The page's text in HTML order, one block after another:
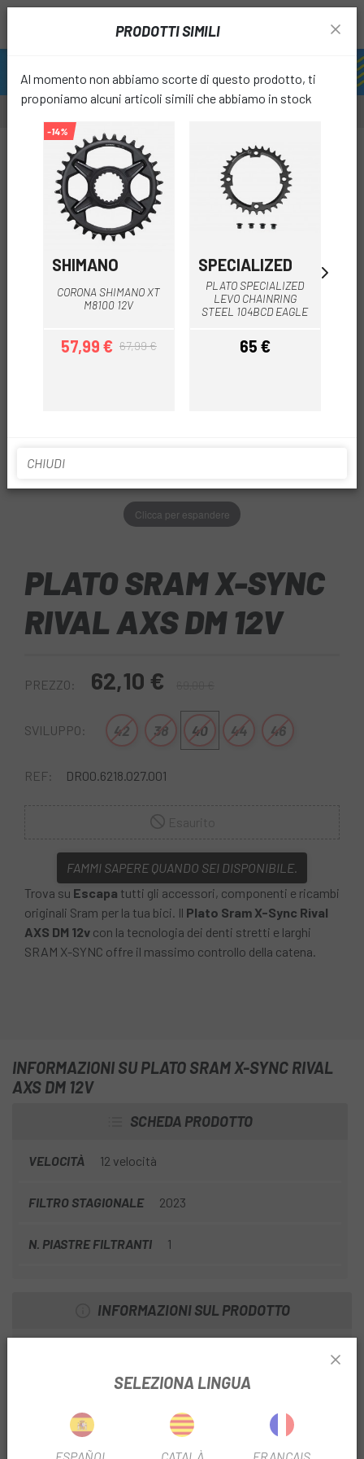
Clicca per espandere
PLATO SRAM X-SYNC
RIVAL AXS DM 12V
PREZZO: 62,10 €
SVILUPPO: 42 38 40 44 46
REF: DR00.6218.027.001
FAMMI SAPERE QUANDO SEI DISPONIBILE.
PRODOTTI SIMILI
Al momento non abbiamo scorte di questo prodotto, ti
proponiamo alcuni articoli simili che abbiamo in stock
-14%
SHIMANO
CORONA SHIMANO XT
M8100 12V
Prezzo
57,99 €Prezzo base
67,99 €
SPECIALIZED
PLATO SPECIALIZED
LEVO CHAINRING
STEEL 104BCD EAGLE
Prezzo
65 €
CHIUDI
Trova su Escapa tutti gli accessori, componenti e ricambi
originali Sram per la tua bici. Il Plato Sram X-Sync Rival
AXS DM 12v con la tecnologia dei denti stretti e larghi
SRAM X-SYNC offre il massimo controllo della catena.
INFORMAZIONI SU PLATO SRAM X-SYNC RIVAL
AXS DM 12V
SCHEDA PRODOTTO
VELOCITÀ 12 velocità
FILTRO STAGIONALE 2023
N. PIASTRE FILTRANTI 1
INFORMAZIONI SUL PRODOTTO
La tecnologia degli ingranaggi X-Range ti offre una gamma
modo da essere sempre nella marcia giusta
Aerodinamica migliorata per cronometro e triathlon
SELEZIONA LINGUA